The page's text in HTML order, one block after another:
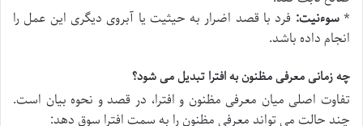
*سوءنیت: فرد با قصد اضرار به حیثیت یا آبروی دیگری این عمل را
انجام داده باشد.
چه زمانی معرفی مظنون به افترا تبدیل می شود؟
تفاوت اصلی میان معرفی مظنون و افترا، در قصد و نحوه بیان است.
چند حالت می تواند معرفی مظنون را به سمت افترا سوق دهد: